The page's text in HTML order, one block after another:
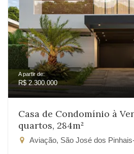
A partir de:
R$ 2.300.000
Casa de Condomínio à
quartos, 284m²
Aviação, São José dos